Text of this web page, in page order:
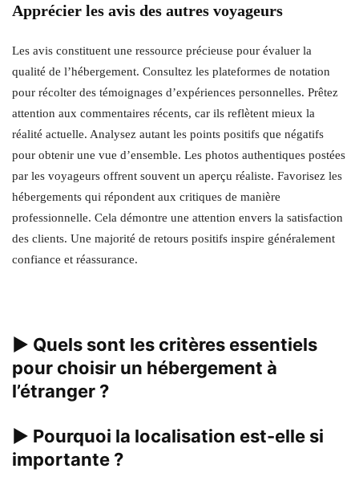
Apprécier les avis des autres voyageurs
Les avis constituent une ressource précieuse pour évaluer la
qualité de l’hébergement. Consultez les plateformes de notation
pour récolter des témoignages d’expériences personnelles. Prêtez
attention aux commentaires récents, car ils reflètent mieux la
réalité actuelle. Analysez autant les points positifs que négatifs
pour obtenir une vue d’ensemble. Les photos authentiques postées
par les voyageurs offrent souvent un aperçu réaliste. Favorisez les
hébergements qui répondent aux critiques de manière
professionnelle. Cela démontre une attention envers la satisfaction
des clients. Une majorité de retours positifs inspire généralement
confiance et réassurance.
▶ Quels sont les critères essentiels
pour choisir un hébergement à
l’étranger ?
▶ Pourquoi la localisation est-elle si
importante ?